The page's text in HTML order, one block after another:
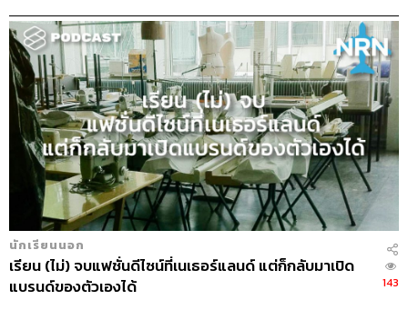
บ้านหรือกลางถนนก็ได้
กิจกรรมที่ชอบคือ Serenata ที่พวกแก๊งผู้ชายจะถือ
กีตาร์ไปยืนร้องเพลง เกี้ยวสาวที่เค้ากำลังจะอายุ 15 ใน
วันรุ่งขึ้น เพื่อให้เค้าชวนไปงานปาร์ตี้ฉลองอายุ 15 ของ
เธอ
24:40
“มีชวนกันไปประเทศอื่นมั้ย?”
เค้าห้ามออกนอกประเทศ แต่เราไปบราซิล ไปกับเพื่อน
ที่แทบไม่รู้จักเลย ก็มีเพื่อนคนไทยไปด้วยสองคน
ไปอาทิตย์นึง
มันคัลเจอร์ของนักเรียนที่จบ ม.6 ที่จะเดินทางไปต่าง
ประเทศกัน ใครรวยหน่อยก็นั่งเครื่องไปชิลี ไปอาร์เจน
นักเรียนนอก
เรียน (ไม่) จบแฟชั่นดีไซน์ที่เนเธอร์แลนด์ แต่ก็กลับมาเปิด
แบรนด์ของตัวเองได้
143